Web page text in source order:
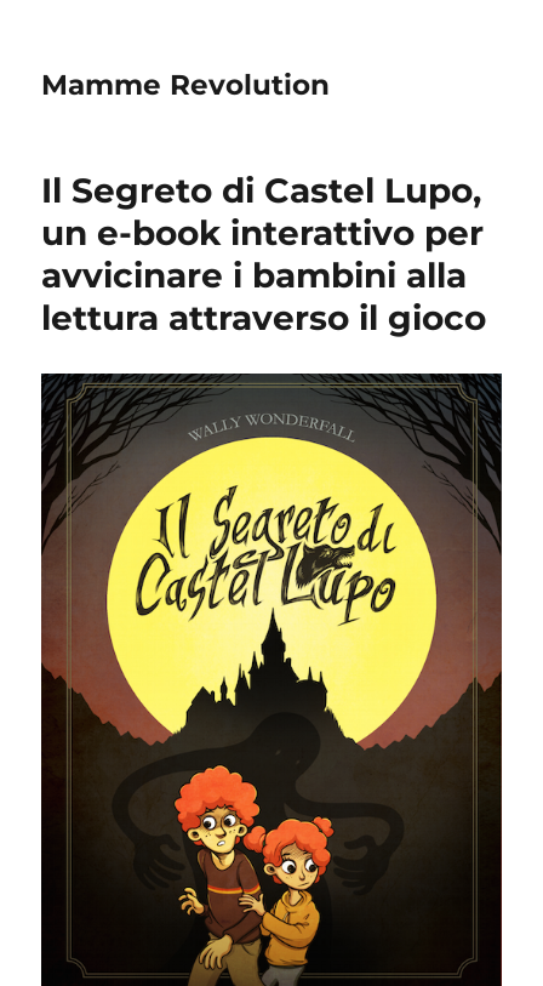
Mamme Revolution
Il Segreto di Castel Lupo,
un e-book interattivo per
avvicinare i bambini alla
lettura attraverso il gioco